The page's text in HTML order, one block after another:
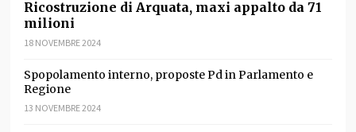
Ricostruzione di Arquata, maxi appalto da 71
milioni
18 NOVEMBRE 2024
Spopolamento interno, proposte Pd in Parlamento e
Regione
13 NOVEMBRE 2024